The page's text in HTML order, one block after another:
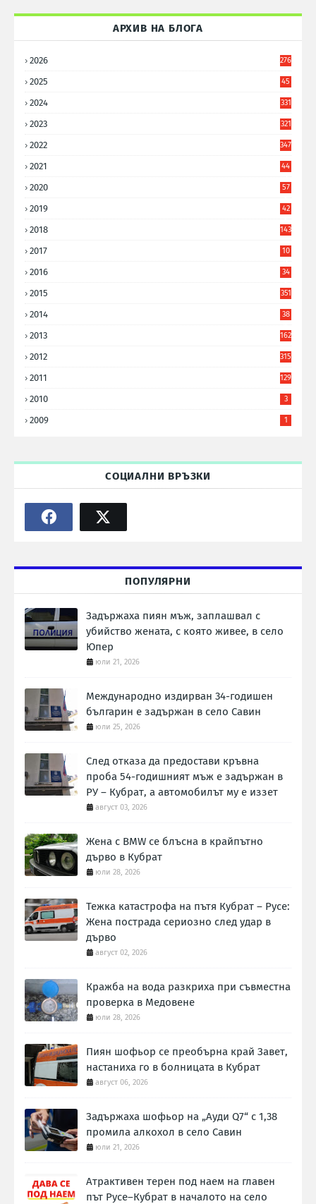
АРХИВ НА БЛОГА
2026 276
2025
45
2024 331
2023 321
2022 347
2021
44
2020
57
2019
42
2018 143
2017
10
2016
34
2015 351
2014
38
2013 162
2012 315
2011 129
2010 3
2009 1
СОЦИАЛНИ ВРЪЗКИ
ПОПУЛЯРНИ
Задържаха пиян мъж, заплашвал с
убийство жената, с която живее, в село
Юпер
юли 21, 2026
Международно издирван 34-годишен
българин е задържан в село Савин
юли 25, 2026
След отказа да предостави кръвна
проба 54-годишният мъж е задържан в
РУ – Кубрат, а автомобилът му е иззет
август 03, 2026
Жена с BMW се блъсна в крайпътно
дърво в Кубрат
юли 28, 2026
Тежка катастрофа на пътя Кубрат – Русе:
Жена пострада сериозно след удар в
дърво
август 02, 2026
Кражба на вода разкриха при съвместна
проверка в Медовене
юли 28, 2026
Пиян шофьор се преобърна край Завет,
настаниха го в болницата в Кубрат
август 06, 2026
Задържаха шофьор на „Ауди Q7“ с 1,38
промила алкохол в село Савин
юли 21, 2026
Атрактивен терен под наем на главен
път Русе–Кубрат в началото на село